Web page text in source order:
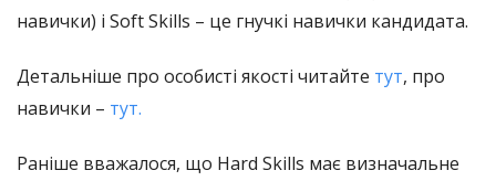
навички) і Soft Skills – це гнучкі навички кандидата.
Детальніше про особисті якості читайте тут, про
навички – тут.
Раніше вважалося, що Hard Skills має визначальне